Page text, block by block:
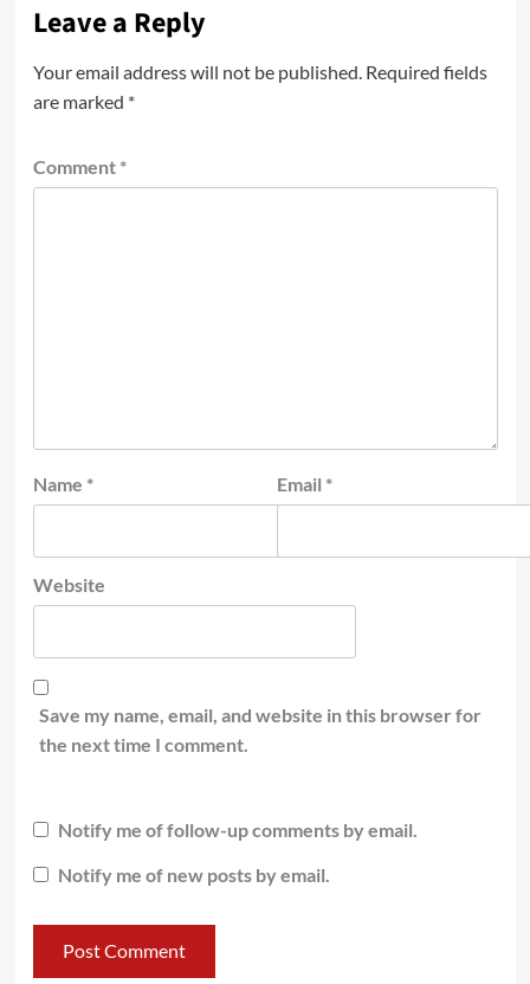
Leave a Reply
Your email address will not be published. Required fields
are marked *
Comment *
Name * Email *
Website
Save my name, email, and website in this browser for
the next time I comment.
Notify me of follow-up comments by email.
Notify me of new posts by email.